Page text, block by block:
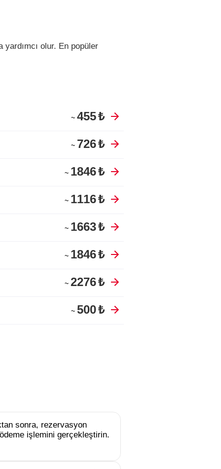
yardımcı olur. En popüler
~ 455₺
~ 726₺
~ 1846₺
~ 1116₺
~ 1663₺
~ 1846₺
~ 2276₺
~ 500₺
sonra, rezervasyon
işlemini gerçekleştirin.